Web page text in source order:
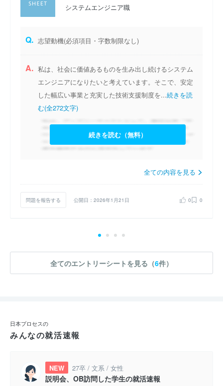
さらに、既存の事業形態にこだわることなく、特定分野で業界を
ています。
システムエンジニア職
Q. 志望動機(必須項目・字数制限なし)
A. 私は、社会に価値あるものを生み出し続けるシステム
エンジニアになりたいと考えています。そこで、安定
した幅広い事業と充実した技術支援制度を...続きを読
む(全272文字)
続きを読む（無料）
全ての内容を見る
問題を報告する 公開日：2026年1月21日 0 0
全てのエントリーシートを見る（6件）
日本プロセスの
みんなの就活速報
NEW 27卒 / 文系 / 女性
説明会、OB訪問した学生の就活速報